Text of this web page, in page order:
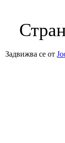
Задвижва се от